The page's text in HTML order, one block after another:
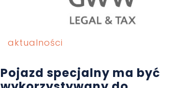
aktualności
Pojazd specjalny ma być